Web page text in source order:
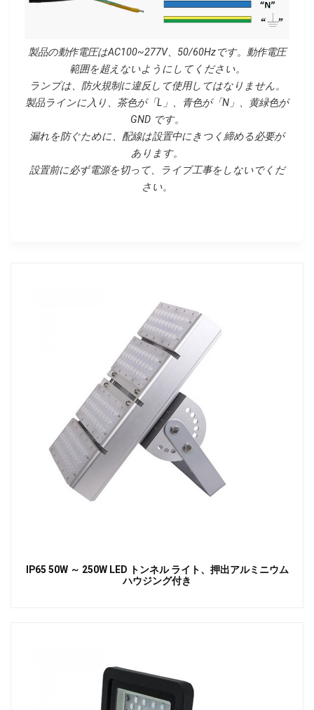
製品の動作電圧はAC100~277V、50/60Hzです。動作電圧
範囲を超えないようにしてください。
ランプは、防火規制に違反して使用してはなりません。
製品ラインに入り、茶色が「L」、青色が「N」、黄緑色が
GND です。
漏れを防ぐために、配線は設置中にきつく締める必要が
あります。
設置前に必ず電源を切って、ライブ工事をしないでくだ
さい。
IP65 50W ～ 250W LED トンネル ライト、押出アルミニウム
ハウジング付き